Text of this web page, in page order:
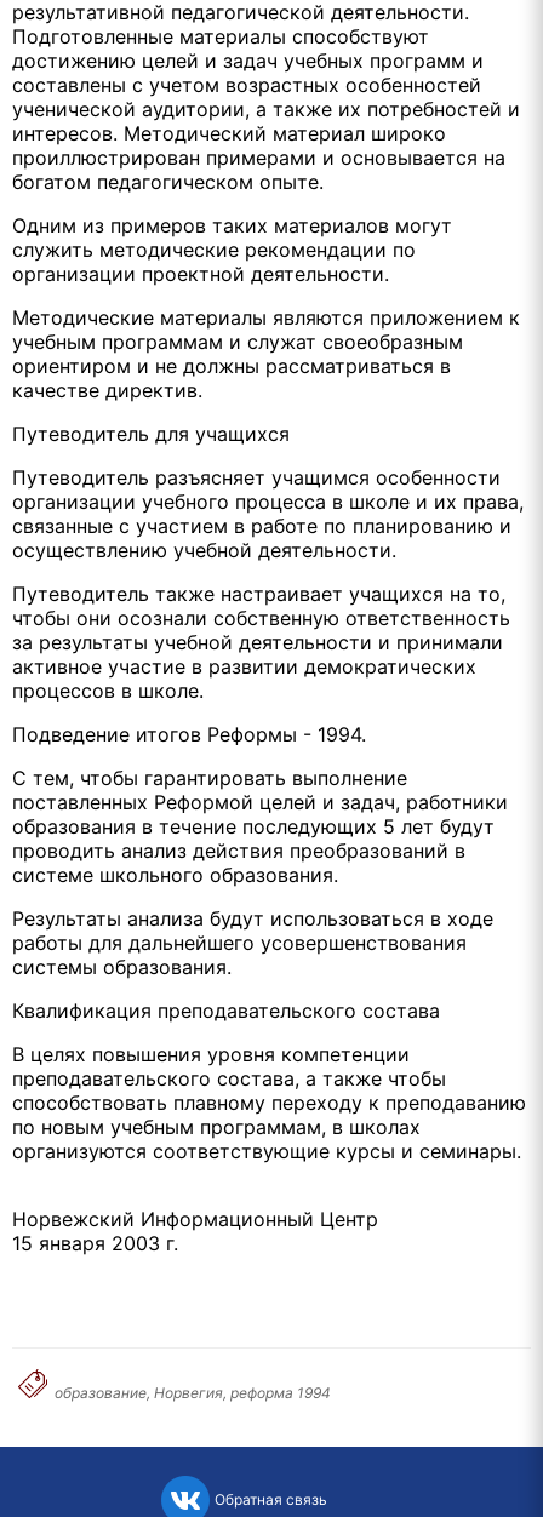
результативной педагогической деятельности.
Подготовленные материалы способствуют
достижению целей и задач учебных программ и
составлены с учетом возрастных особенностей
ученической аудитории, а также их потребностей и
интересов. Методический материал широко
проиллюстрирован примерами и основывается на
богатом педагогическом опыте.
Одним из примеров таких материалов могут
служить методические рекомендации по
организации проектной деятельности.
Методические материалы являются приложением к
учебным программам и служат своеобразным
ориентиром и не должны рассматриваться в
качестве директив.
Путеводитель для учащихся
Путеводитель разъясняет учащимся особенности
организации учебного процесса в школе и их права,
связанные с участием в работе по планированию и
осуществлению учебной деятельности.
Путеводитель также настраивает учащихся на то,
чтобы они осознали собственную ответственность
за результаты учебной деятельности и принимали
активное участие в развитии демократических
процессов в школе.
Подведение итогов Реформы - 1994.
С тем, чтобы гарантировать выполнение
поставленных Реформой целей и задач, работники
образования в течение последующих 5 лет будут
проводить анализ действия преобразований в
системе школьного образования.
Результаты анализа будут использоваться в ходе
работы для дальнейшего усовершенствования
системы образования.
Квалификация преподавательского состава
В целях повышения уровня компетенции
преподавательского состава, а также чтобы
способствовать плавному переходу к преподаванию
по новым учебным программам, в школах
организуются соответствующие курсы и семинары.
Норвежский Информационный Центр
15 января 2003 г.
образование, Норвегия, реформа 1994
Обратная связь